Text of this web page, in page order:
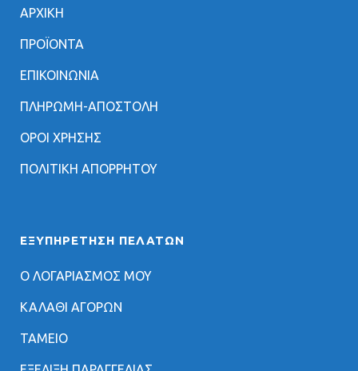
ΑΡΧΙΚΗ
ΠΡΟΪΟΝΤΑ
ΕΠΙΚΟΙΝΩΝΙΑ
ΠΛΗΡΩΜΗ-ΑΠΟΣΤΟΛΗ
ΟΡΟΙ ΧΡΗΣΗΣ
ΠΟΛΙΤΙΚΗ ΑΠΟΡΡΗΤΟΥ
ΕΞΥΠΗΡΈΤΗΣΗ ΠΕΛΑΤΏΝ
Ο ΛΟΓΑΡΙΑΣΜΟΣ ΜΟΥ
ΚΑΛΑΘΙ ΑΓΟΡΩΝ
ΤΑΜΕΙΟ